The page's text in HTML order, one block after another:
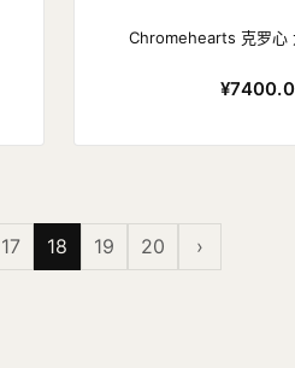
Chromehearts 克罗心
¥7400.0
17 18 19 20 ›